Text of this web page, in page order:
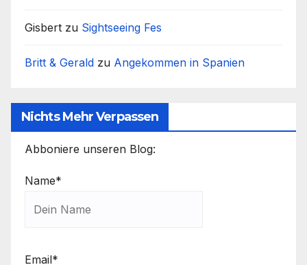
Gisbert zu Sightseeing Fes
Britt & Gerald zu Angekommen in Spanien
Nichts Mehr Verpassen
Abboniere unseren Blog:
Name*
Email*